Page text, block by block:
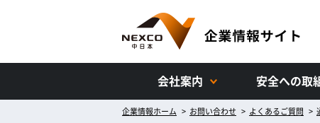
会社案内 安全への取
企業情報ホーム お問い合わせ よくあるご質問